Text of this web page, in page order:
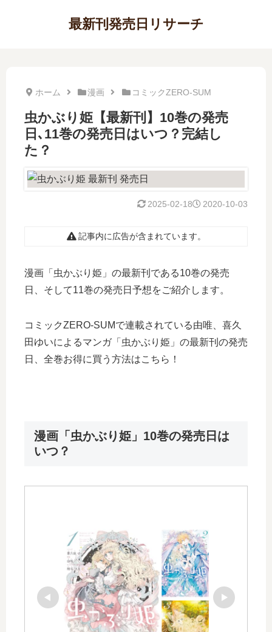
最新刊発売日リサーチ
ホーム 漫画 コミックZERO-SUM
虫かぶり姫【最新刊】10巻の発売
日､11巻の発売日はいつ？完結し
た？
2020-10-03
2025-02-18
記事内に広告が含まれています。
漫画「虫かぶり姫」の最新刊である10巻の発売
日、そして11巻の発売日予想をご紹介します。
コミックZERO-SUMで連載されている由唯、喜久
田ゆいによるマンガ「虫かぶり姫」の最新刊の発売
日、全巻お得に買う方法はこちら！
漫画「虫かぶり姫」10巻の発売日は
いつ？